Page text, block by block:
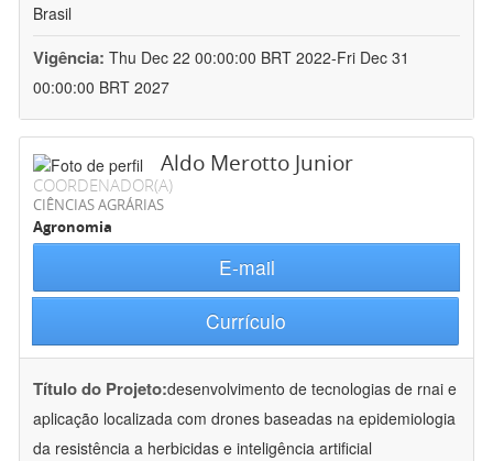
Brasil
Vigência: Thu Dec 22 00:00:00 BRT 2022-Fri Dec 31
00:00:00 BRT 2027
Aldo Merotto Junior
COORDENADOR(A)
CIÊNCIAS AGRÁRIAS
Agronomia
E-mail
Currículo
Título do Projeto:desenvolvimento de tecnologias de rnai e
aplicação localizada com drones baseadas na epidemiologia
da resistência a herbicidas e inteligência artificial